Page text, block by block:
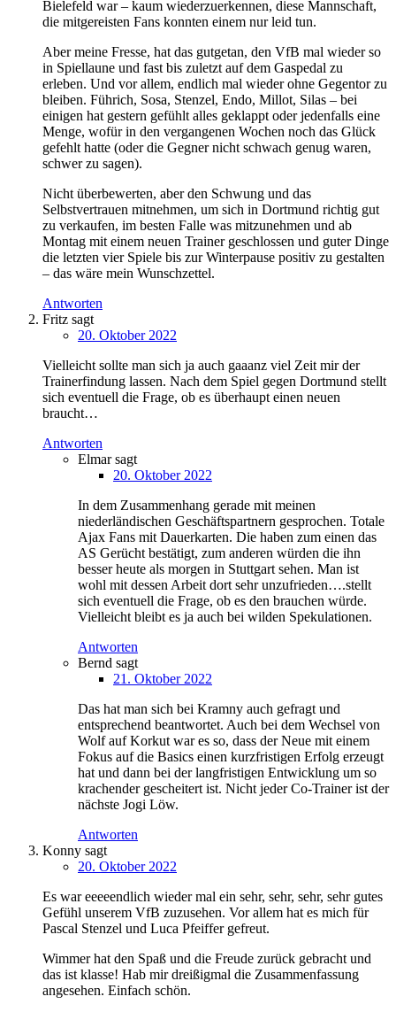
Bielefeld war – kaum wiederzuerkennen, diese Mannschaft,
die mitgereisten Fans konnten einem nur leid tun.
Aber meine Fresse, hat das gutgetan, den VfB mal wieder so
in Spiellaune und fast bis zuletzt auf dem Gaspedal zu
erleben. Und vor allem, endlich mal wieder ohne Gegentor zu
bleiben. Führich, Sosa, Stenzel, Endo, Millot, Silas – bei
einigen hat gestern gefühlt alles geklappt oder jedenfalls eine
Menge, wofür in den vergangenen Wochen noch das Glück
gefehlt hatte (oder die Gegner nicht schwach genug waren,
schwer zu sagen).
Nicht überbewerten, aber den Schwung und das
Selbstvertrauen mitnehmen, um sich in Dortmund richtig gut
zu verkaufen, im besten Falle was mitzunehmen und ab
Montag mit einem neuen Trainer geschlossen und guter Dinge
die letzten vier Spiele bis zur Winterpause positiv zu gestalten
– das wäre mein Wunschzettel.
Antworten
Fritz sagt
20. Oktober 2022
Vielleicht sollte man sich ja auch gaaanz viel Zeit mir der
Trainerfindung lassen. Nach dem Spiel gegen Dortmund stellt
sich eventuell die Frage, ob es überhaupt einen neuen
braucht…
Antworten
Elmarsagt
20. Oktober 2022
In dem Zusammenhang gerade mit meinen
niederländischen Geschäftspartnern gesprochen. Totale
Ajax Fans mit Dauerkarten. Die haben zum einen das
AS Gerücht bestätigt, zum anderen würden die ihn
besser heute als morgen in Stuttgart sehen. Man ist
wohl mit dessen Arbeit dort sehr unzufrieden….stellt
sich eventuell die Frage, ob es den brauchen würde.
Vielleicht bleibt es ja auch bei wilden Spekulationen.
Antworten
Bernd sagt
21. Oktober 2022
Das hat man sich bei Kramny auch gefragt und
entsprechend beantwortet. Auch bei dem Wechsel von
Wolf auf Korkut war es so, dass der Neue mit einem
Fokus auf die Basics einen kurzfristigen Erfolg erzeugt
hat und dann bei der langfristigen Entwicklung um so
krachender gescheitert ist. Nicht jeder Co-Trainer ist der
nächste Jogi Löw.
Antworten
Konny sagt
20. Oktober 2022
Es war eeeeendlich wieder mal ein sehr, sehr, sehr, sehr gutes
Gefühl unserem VfB zuzusehen. Vor allem hat es mich für
Pascal Stenzel und Luca Pfeiffer gefreut.
Wimmer hat den Spaß und die Freude zurück gebracht und
das ist klasse! Hab mir dreißigmal die Zusammenfassung
angesehen. Einfach schön.